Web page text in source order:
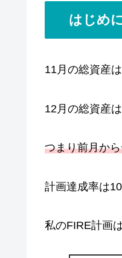
はじめ
11月の総資産
12月の総資産
つまり前月か
計画達成率は
私のFIRE計画